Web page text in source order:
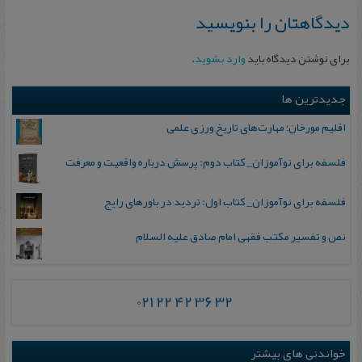
دیدگاهتان را بنویسید
برای نوشتن دیدگاه بایدوارد بشوید.
جدیدترین ها
اقلیم مورخان؛ مهارت‌های تاریخ ورزی علمی
فلسفه برای نوآموزان_ کتاب دوم: پرسش درباره واقعیت و معرفت
فلسفه برای نوآموزان_ کتاب اول: تردید در باورهای رایج
نص و تفسیر مکتب فقهی امام صادق علیه السلام
021 22 42 36 32
خواندنی های بیشتر